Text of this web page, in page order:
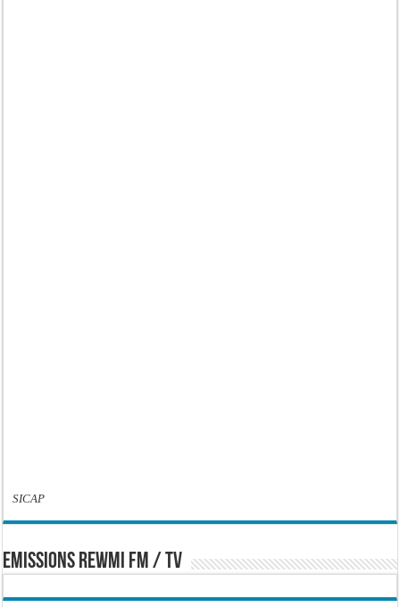
SICAP
EMISSIONS REWMI FM / TV